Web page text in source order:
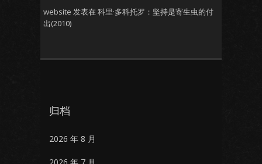
website 发表在 科里·多科托罗：坚持是寄生虫的付
出(2010)
归档
2026 年 8 月